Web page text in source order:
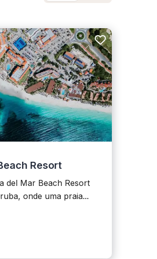
Resort
del Mar Beach Resort
onde uma praia...